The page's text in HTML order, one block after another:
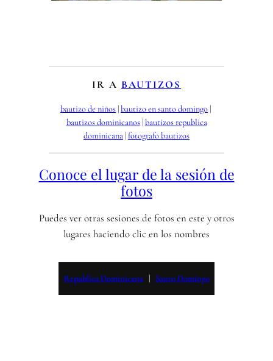
IR A BAUTIZOS
bautizo de niños | bautizo en santo domingo
bautizos dominicanos | bautizos republica
dominicana | fotografo bautizos
Conoce el lugar de la sesión de
fotos
Puedes ver otras sesiones de fotos en este y otros
lugares haciendo clic en los nombres
Republica Dominicana
   |
Santo Domingo